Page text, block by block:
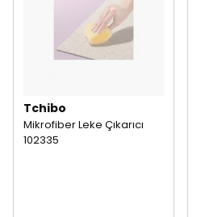
Tchibo
Mikrofiber Leke Çıkarıcı
102335